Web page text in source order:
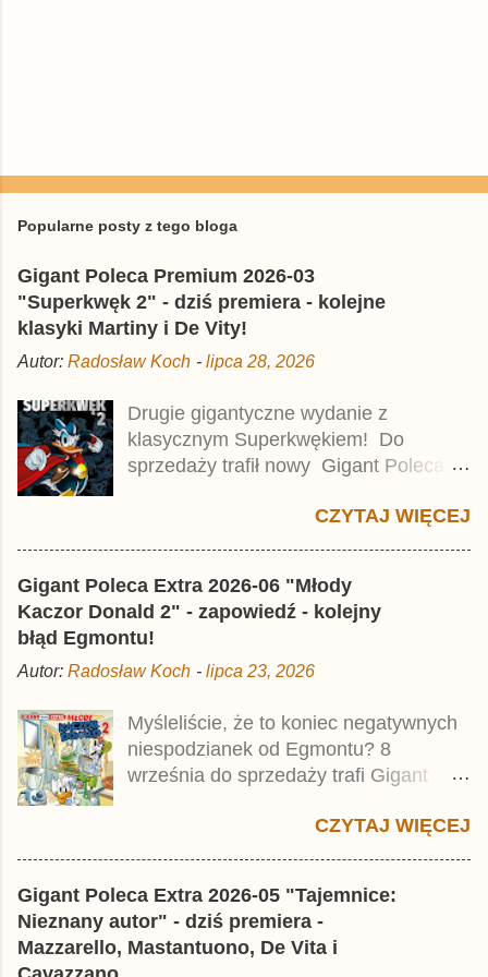
Popularne posty z tego bloga
Gigant Poleca Premium 2026-03
"Superkwęk 2" - dziś premiera - kolejne
klasyki Martiny i De Vity!
Autor: Radosław Koch - lipca 28, 2026
Drugie gigantyczne wydanie z
klasycznym Superkwękiem! Do
sprzedaży trafił nowy Gigant Poleca
Jest to kolejny 624-stronicowy tom z
najstarszymi historiami o kaczym
wynosi 49,99 zł i zamówicie go także z
rabatem na Egmont.pl . Za przekład
odpowiadał Jacek Drewnowski.
Publikacja jest przedrukiem drugiego
Taschenbuch Phantomias Collection ,
który trafił do sprzedaży pod koniec
2025 roku.
CZYTAJ WIĘCEJ
Gigant Poleca Extra 2026-06 "Młody
Kaczor Donald 2" - zapowiedź - kolejny
błąd Egmontu!
Autor: Radosław Koch - lipca 23, 2026
Myśleliście, że to koniec negatywnych
niespodzianek od Egmontu? 8
września do sprzedaży trafi Gigant
Jednak wbrew temu, na co wskazuje
nazwa tomu, nie będzie to przedruk
młodego Kaczora Donalda i jego
przyjaciół, lecz prawdopodobnie znajdą
się tam opowieści z wydań 9-10 .
CZYTAJ WIĘCEJ
Gigant Poleca Extra 2026-05 "Tajemnice:
Nieznany autor" - dziś premiera -
Mazzarello, Mastantuono, De Vita i